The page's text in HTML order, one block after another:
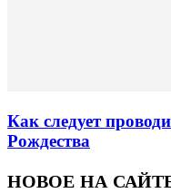
Как следует
Рождества
НОВОЕ НА